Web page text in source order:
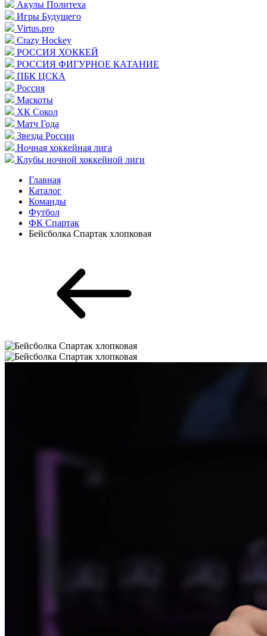
Акулы Политеха
Игры Будущего
Virtus.pro
Crazy Hockey
РОССИЯ ХОККЕЙ
РОССИЯ ФИГУРНОЕ КАТАНИЕ
ПБК ЦСКА
Россия
Маскоты
ХК Сокол
Матч Года
Звезда России
Ночная хоккейная лига
Клубы ночной хоккейной лиги
Главная
Каталог
Команды
Футбол
ФК Спартак
Бейсболка Спартак хлопковая